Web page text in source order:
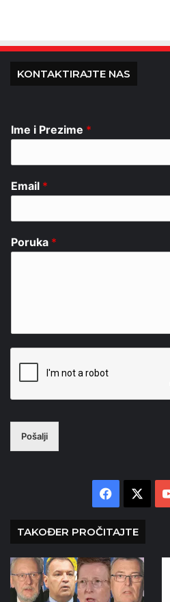
KONTAKTIRAJTE NAS
Ime i Prezime *
Email *
Poruka *
Pošalji
Facebook
TAKOĐER PROČITAJTE